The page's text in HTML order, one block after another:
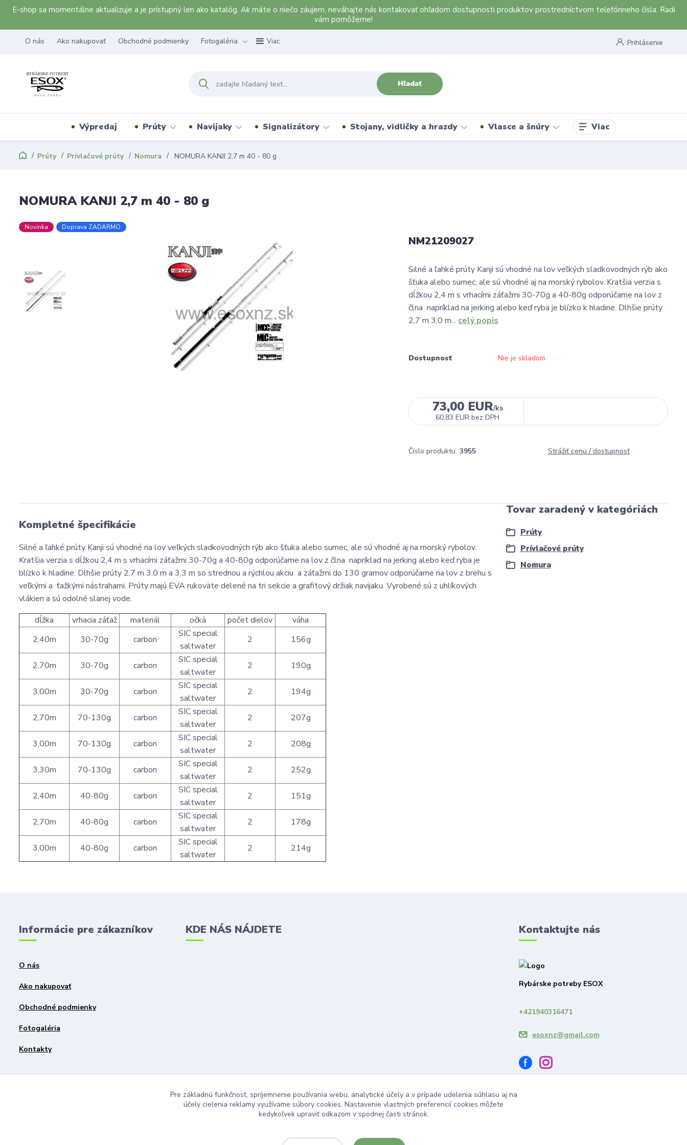
E-shop sa momentálne aktualizuje a je prístupný len ako katalóg. Ak máte o niečo záujem, neváhajte nás kontakovať ohľadom dostupnosti produktov prostredníctvom telefónneho čísla. Radi
vám pomôžeme!
O nás Ako nakupovať Obchodné podmienky Fotogaléria Viac Prihlásenie
Hľadať
Výpredaj Prúty Navijaky Signalizátory Stojany, vidličky a hrazdy Vlasce a šnúry Viac
Prúty Prívlačové prúty Nomura NOMURA KANJI 2,7 m 40 - 80 g
NOMURA KANJI 2,7 m 40 - 80 g
Novinka Doprava ZADARMO
NM21209027
Silné a ľahké prúty Kanji sú vhodné na lov veľkých sladkovodných rýb ako
šťuka alebo sumec, ale sú vhodné aj na morský rybolov. Kratšia verzia s
dĺžkou 2,4 m s vrhacími záťažmi 30-70g a 40-80g odporúčame na lov z
člna napríklad na jerking alebo keď ryba je blízko k hladine. Dlhšie prúty
2,7 m 3,0 m... celý popis
Dostupnosť Nie je skladom
73,00 EUR/ks
60,83 EUR bez DPH
Číslo produktu: 3955 Strážiť cenu / dostupnosť
Kompletné špecifikácie
Silné a ľahké prúty Kanji sú vhodné na lov veľkých sladkovodných rýb ako šťuka alebo sumec, ale sú vhodné aj na morský rybolov.
Kratšia verzia s dĺžkou 2,4 m s vrhacími záťažmi 30-70g a 40-80g odporúčame na lov z člna napríklad na jerking alebo keď ryba je
blízko k hladine. Dlhšie prúty 2,7 m 3,0 m a 3,3 m so strednou a rýchlou akciu a záťažmi do 130 gramov odporúčame na lov z brehu s
veľkými a ťažkými nástrahami. Prúty majú EVA rukoväte delené na tri sekcie a grafitový držiak navijaku. Vyrobené sú z uhlíkových
vlákien a sú odolné slanej vode.
dĺžka
vrhacia záťaž materiál očká počet dielov
váha
2,40m
30-70g carbon
SIC special
saltwater
2 156g
2,70m 30-70g carbon
SIC special
saltwater
2 190g
3,00m 30-70g carbon
SIC special
saltwater
2 194g
2,70m 70-130g carbon
SIC special
saltwater
2 207g
3,00m 70-130g carbon
SIC special
saltwater
2 208g
3,30m 70-130g carbon
SIC special
saltwater
2 252g
2,40m 40-80g carbon
SIC special
saltwater
2 151g
2,70m 40-80g carbon
SIC special
saltwater
2 178g
3,00m 40-80g carbon
SIC special
saltwater
2 214g
Tovar zaradený v kategóriách
Prúty
Prívlačové prúty
Nomura
Informácie pre zákazníkov
O nás
Ako nakupovať
Obchodné podmienky
Fotogaléria
Kontakty
KDE NÁS NÁJDETE Kontaktujte nás
Rybárske potreby ESOX
+421940316471
esoxnz@gmail.com
Pre základnú funkčnosť, spríjemnenie používania webu, analytické účely a v prípade udelenia súhlasu aj na
účely cielenia reklamy využívame súbory cookies. Nastavenie vlastných preferencií cookies môžete
kedykoľvek upraviť odkazom v spodnej časti stránok.